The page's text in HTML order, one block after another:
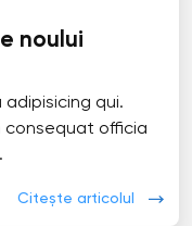
noului
qui.
consequat officia
Citește articolul